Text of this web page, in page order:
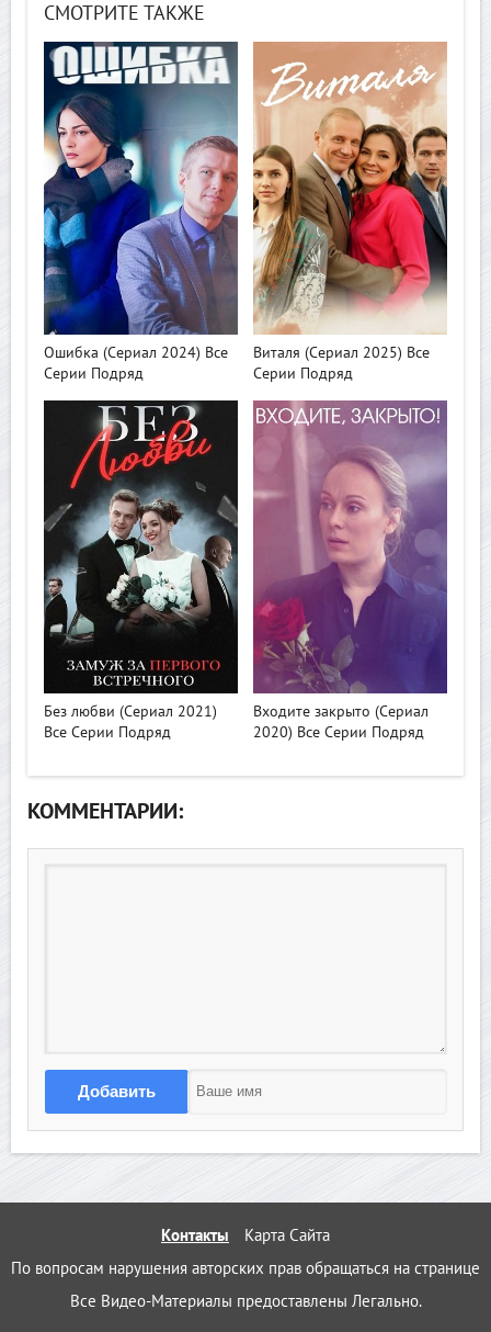
СМОТРИТЕ ТАКЖЕ
>
Ошибка (Сериал 2024) Все
Серии Подряд
>
Виталя (Сериал 2025) Все
Серии Подряд
Без любви (Сериал 2021)
Все Серии Подряд
Входите закрыто (Сериал
2020) Все Серии Подряд
КОММЕНТАРИИ:
Добавить
Контакты
Карта Сайта
По вопросам нарушения авторских прав обращаться на странице
Все Видео-Материалы предоставлены Легально.